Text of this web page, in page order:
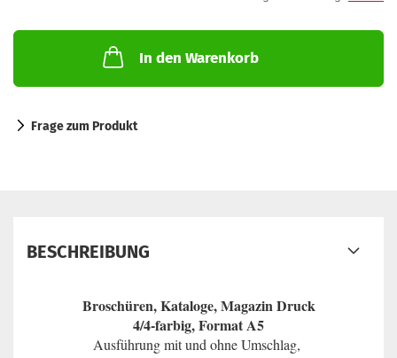
In den Warenkorb
Frage zum Produkt
BESCHREIBUNG
Broschüren, Kataloge, Magazin Druck
4/4-farbig, Format A5
Ausführung mit und ohne Umschlag,